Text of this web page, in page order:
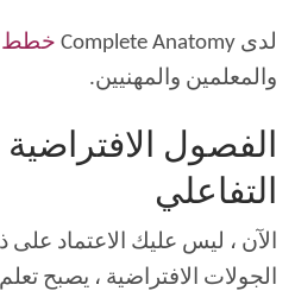
لدى Complete Anatomy خطط
والمعلمين والمهنيين.
الفصول
التفاعلي
الآن ، ليس عليك الاعتماد
الجولات الافتراضية ، يصبح